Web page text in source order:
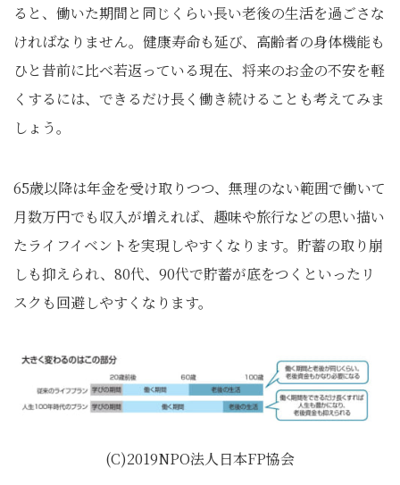
ると、働いた期間と同じくらい長い老後の生活を過ごさな
ければなりません。健康寿命も延び、高齢者の身体機能も
ひと昔前に比べ若返っている現在、将来のお金の不安を軽
くするには、できるだけ長く働き続けることも考えてみま
しょう。
65歳以降は年金を受け取りつつ、無理のない範囲で働いて
月数万円でも収入が増えれば、趣味や旅行などの思い描い
たライフイベントを実現しやすくなります。貯蓄の取り崩
しも抑えられ、80代、90代で貯蓄が底をつくといったリ
スクも回避しやすくなります。
(C)2019NPO法人日本FP協会